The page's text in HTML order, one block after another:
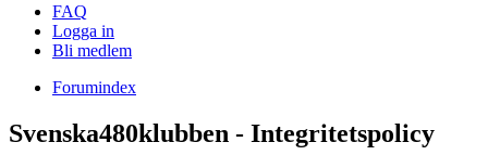
FAQ
Logga in
Bli medlem
Forumindex
Svenska480klubben - Integritetspolicy